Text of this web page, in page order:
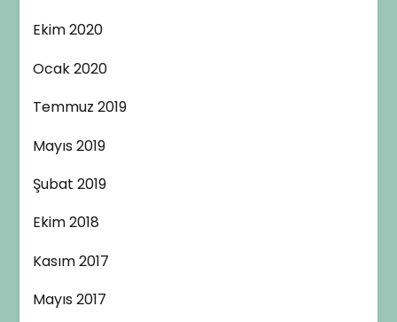
Ekim 2020
Ocak 2020
Temmuz 2019
Mayıs 2019
Şubat 2019
Ekim 2018
Kasım 2017
Mayıs 2017